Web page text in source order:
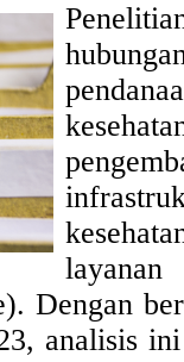
Dengan
analisis